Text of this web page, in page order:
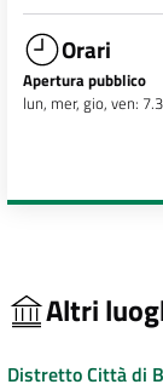
Orari
Apertura pubblico
lun, mer, gio, ven:
Altri
Distretto Città di